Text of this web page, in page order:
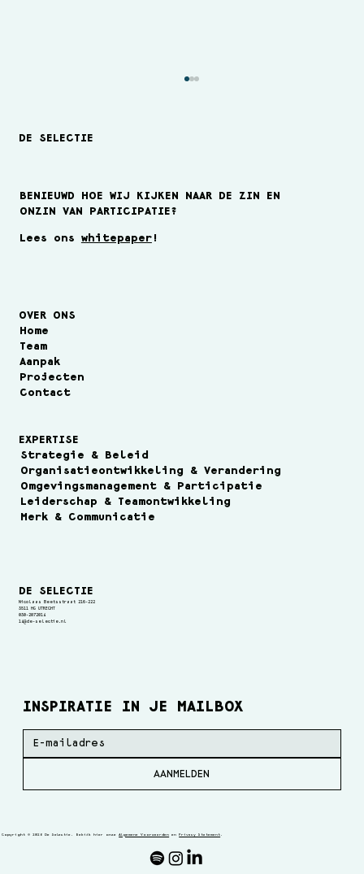
DE SELECTIE
OVER ONS
Home
Team
Aanpak
Projecten
Contact
BENIEUWD HOE WIJ KIJKEN NAAR DE ZIN EN
ONZIN VAN PARTICIPATIE?
Lees ons whitepaper!
EXPERTISE
Strategie & Beleid
Organisatieontwikkeling & Verandering
Omgevingsmanagement & Participatie
Leiderschap & Teamontwikkeling
Merk & Communicatie
DE SELECTIE
Nicolaas Beetsstraat 216-222
3511 HG UTRECHT
030-2072014
14@de-selectie.nl
INSPIRATIE IN JE MAILBOX
AANMELDEN
Copyright © 2026 De Selectie. Bekijk hier onzeAlgemene Voorwaarden enPrivacy Statement